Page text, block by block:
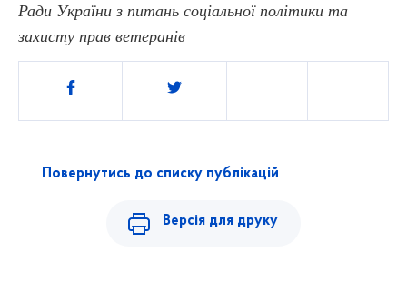
Ради України з питань соціальної політики та
захисту прав ветеранів
Поділитись
Повернутись до списку публікацій
Версія для друку